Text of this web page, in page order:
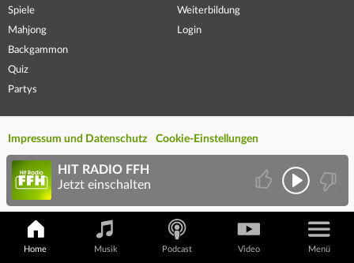
Spiele
Mahjong
Backgammon
Quiz
Partys
Weiterbildung
Login
Impressum und Datenschutz Cookie-Einstellungen
Home Musik Podcast Video Menü
HIT RADIO FFH
Jetzt einschalten